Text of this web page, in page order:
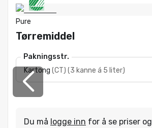
Pure
Tørremiddel
Pakningsstr.
Kartong (CT) (3 kanne á 5 liter)
Du må logge inn for å se priser og